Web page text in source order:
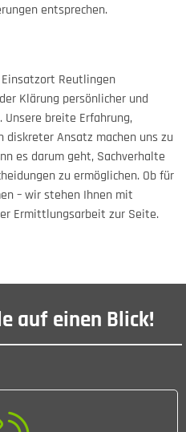
entsprechen.
Reutlingen
Klärung persönlicher und
breite Erfahrung,
diskreter Ansatz machen uns zu
es darum geht, Sachverhalte
zu ermöglichen. Ob für
– wir stehen Ihnen mit
Ermittlungsarbeit zur Seite.
auf einen Blick!